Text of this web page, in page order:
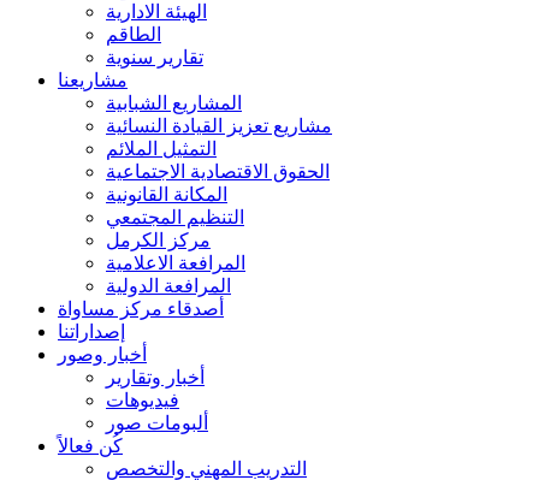
الهيئة الادارية
الطاقم
تقارير سنوية
مشاريعنا
المشاريع الشبابية
مشاريع تعزيز القيادة النسائية
التمثيل الملائم
الحقوق الاقتصادية الاجتماعية
المكانة القانونية
التنظيم المجتمعي
مركز الكرمل
المرافعة الاعلامية
المرافعة الدولية
أصدقاء مركز مساواة
إصداراتنا
أخبار وصور
أخبار وتقارير
فيديوهات
ألبومات صور
كُن فعالاً
التدريب المهني والتخصص